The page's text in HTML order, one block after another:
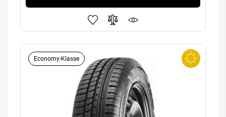
Economy-Klasse